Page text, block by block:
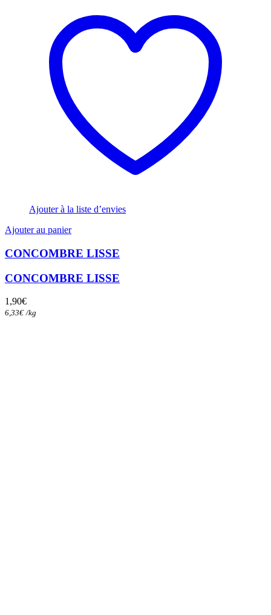
Ajouter à la liste d’envies
Ajouter au panier
CONCOMBRE LISSE
CONCOMBRE LISSE
1,90€
6,33€ /kg